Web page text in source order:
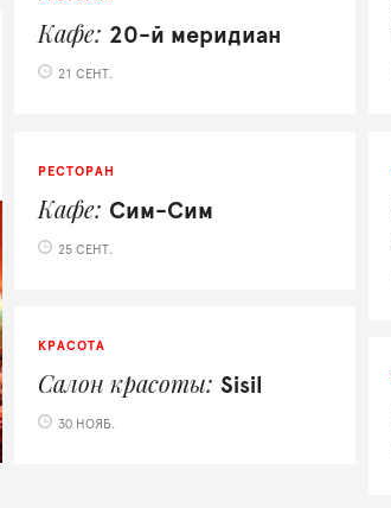
Кафе 20-й меридиан
21 СЕНТ.
РЕСТОРАН
Кафе Сим-Сим
25 СЕНТ.
КРАСОТА
Салон красоты Sisil
30 НОЯБ.